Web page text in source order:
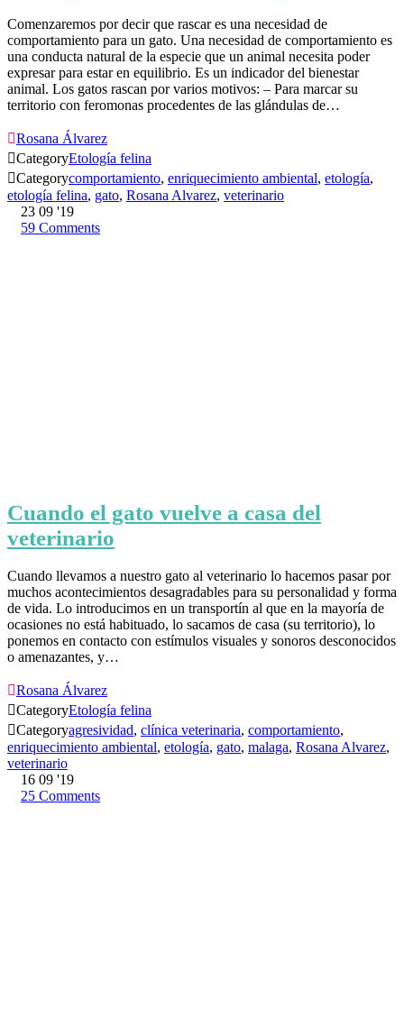
Comenzaremos por decir que rascar es una necesidad de
comportamiento para un gato. Una necesidad de comportamiento es
una conducta natural de la especie que un animal necesita poder
expresar para estar en equilibrio. Es un indicador del bienestar
animal. Los gatos rascan por varios motivos: – Para marcar su
territorio con feromonas procedentes de las glándulas de…
Rosana Álvarez
CategoryEtología felina
Categorycomportamiento, enriquecimiento ambiental, etología,
etología felina, gato, Rosana Alvarez, veterinario
23 09 '19
59 Comments
Cuando el gato vuelve a casa del
veterinario
Cuando llevamos a nuestro gato al veterinario lo hacemos pasar por
muchos acontecimientos desagradables para su personalidad y forma
de vida. Lo introducimos en un transportín al que en la mayoría de
ocasiones no está habituado, lo sacamos de casa (su territorio), lo
ponemos en contacto con estímulos visuales y sonoros desconocidos
o amenazantes, y…
Rosana Álvarez
CategoryEtología felina
Categoryagresividad, clínica veterinaria, comportamiento,
enriquecimiento ambiental, etología, gato, malaga, Rosana Alvarez,
veterinario
16 09 '19
25 Comments